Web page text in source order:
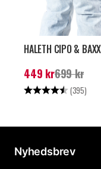
Nuværende pris:449
kr Tidligere pris:699 kr
449 kr699 kr
Vurdering: (395)
Nyhedsbrev